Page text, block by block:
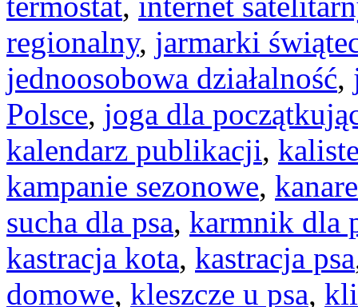
regionalny, jarmarki
jednoosobowa działalność,
Polsce, joga dla
kalendarz publikacji,
kampanie sezonowe,
sucha dla psa, karmnik dla
kastracja kota, kastracja psa
domowe, kleszcze u psa,